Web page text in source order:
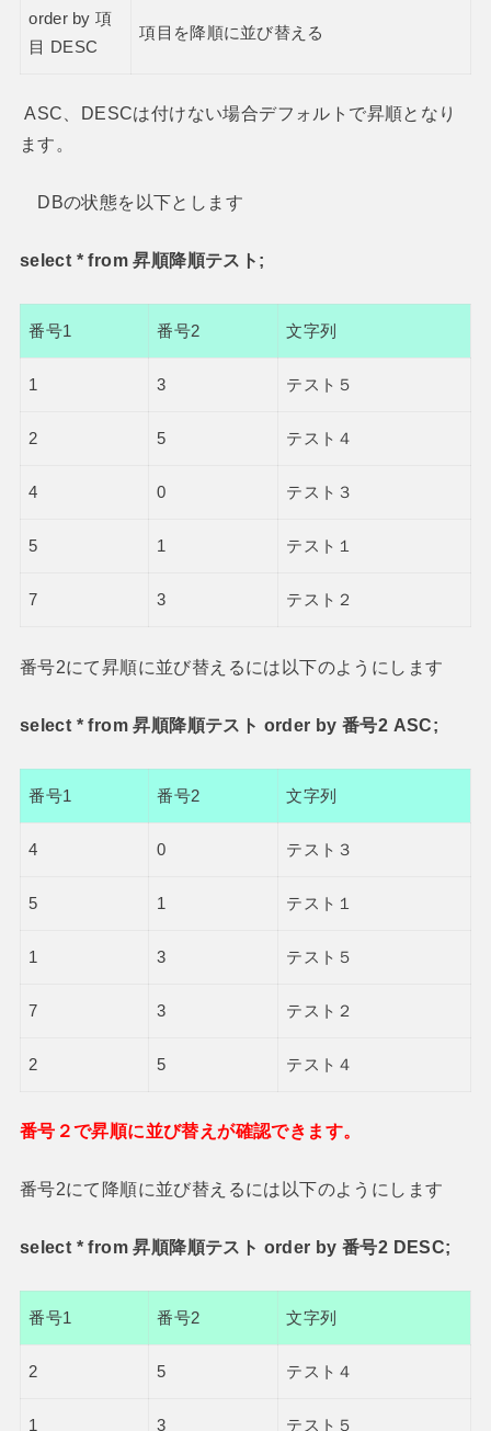
order by 項
目 DESC
項目を降順に並び替える
ASC、DESCは付けない場合デフォルトで昇順となり
ます。
DBの状態を以下とします
select * from 昇順降順テスト;
番号1 番号2 文字列
1 3 テスト５
2 5 テスト４
4 0 テスト３
5 1 テスト１
7 3 テスト２
番号2にて昇順に並び替えるには以下のようにします
select * from 昇順降順テスト order by 番号2 ASC;
番号1 番号2 文字列
4 0 テスト３
5 1 テスト１
1 3 テスト５
7 3 テスト２
2 5 テスト４
番号２で昇順に並び替えが確認できます。
番号2にて降順に並び替えるには以下のようにします
select * from 昇順降順テスト order by 番号2 DESC;
番号1 番号2 文字列
2 5 テスト４
1 3 テスト５